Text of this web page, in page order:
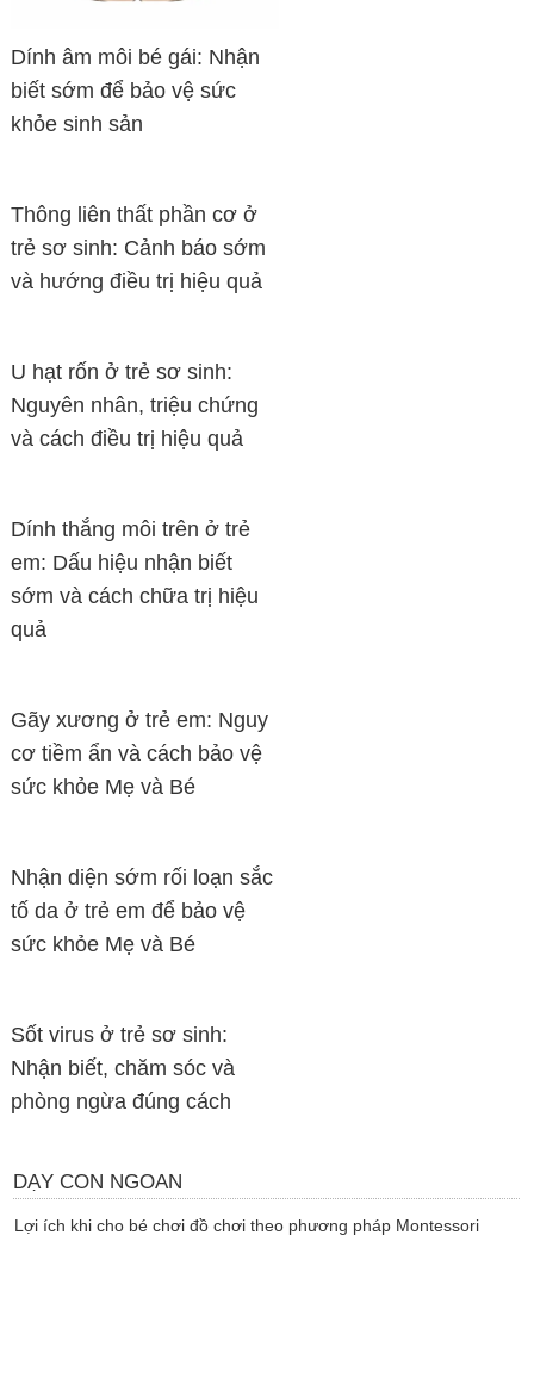
Dính âm môi bé gái: Nhận
biết sớm để bảo vệ sức
khỏe sinh sản
Thông liên thất phần cơ ở
trẻ sơ sinh: Cảnh báo sớm
và hướng điều trị hiệu quả
U hạt rốn ở trẻ sơ sinh:
Nguyên nhân, triệu chứng
và cách điều trị hiệu quả
Dính thắng môi trên ở trẻ
em: Dấu hiệu nhận biết
sớm và cách chữa trị hiệu
quả
Gãy xương ở trẻ em: Nguy
cơ tiềm ẩn và cách bảo vệ
sức khỏe Mẹ và Bé
Nhận diện sớm rối loạn sắc
tố da ở trẻ em để bảo vệ
sức khỏe Mẹ và Bé
Sốt virus ở trẻ sơ sinh:
Nhận biết, chăm sóc và
phòng ngừa đúng cách
DẠY CON NGOAN
Lợi ích khi cho bé chơi đồ chơi theo phương pháp Montessori